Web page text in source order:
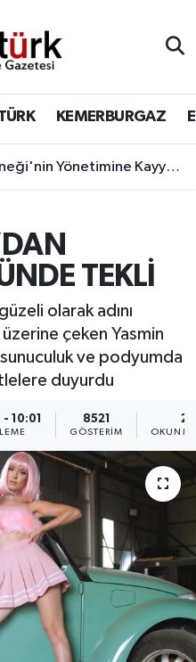
KEMERBURGAZ
Yönetimine Kayyum Atandı
TEKLİ
olarak adını
çeken Yasmin
ve podyumda
duyurdu
10:01 8521
GÖSTERIM
2
Haritası
ve Fikstür